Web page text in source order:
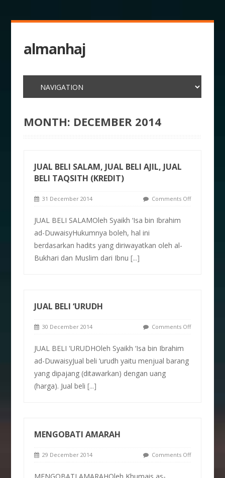
almanhaj
MONTH: DECEMBER 2014
JUAL BELI SALAM, JUAL BELI AJIL, JUAL
BELI TAQSITH (KREDIT)
31 December 2014 Comments Off
JUAL BELI SALAMOleh Syaikh ‘Isa bin Ibrahim
ad-DuwaisyHukumnya boleh, hal ini
berdasarkan hadits yang diriwayatkan oleh al-
Bukhari dan Muslim dari Ibnu[...]
JUAL BELI ‘URUDH
30 December 2014 Comments Off
JUAL BELI 'URUDHOleh Syaikh ‘Isa bin Ibrahim
ad-DuwaisyJual beli ‘urudh yaitu menjual barang
yang dipajang (ditawarkan) dengan uang
(harga). Jual beli[...]
MENGOBATI AMARAH
29 December 2014 Comments Off